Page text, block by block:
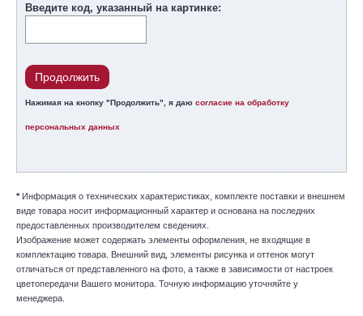
Введите код, указанный на картинке:
Продолжить
Нажимая на кнопку "Продолжить", я даю согласие на обработку
персональных данных
* Информация о технических характеристиках, комплекте поставки и внешнем
виде товара носит информационный характер и основана на последних
предоставленных производителем сведениях.
Изображение может содержать элементы оформления, не входящие в
комплектацию товара. Внешний вид, элементы рисунка и оттенок могут
отличаться от представленного на фото, а также в зависимости от настроек
цветопередачи Вашего монитора. Точную информацию уточняйте у
менеджера.